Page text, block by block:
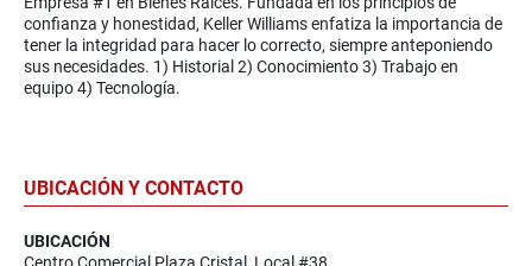
confianza y honestidad, Keller Williams enfatiza la importancia de
tener la integridad para hacer lo correcto, siempre anteponiendo
sus necesidades. 1) Historial 2) Conocimiento 3) Trabajo en
equipo 4) Tecnología.
UBICACIÓN Y CONTACTO
UBICACIÓN